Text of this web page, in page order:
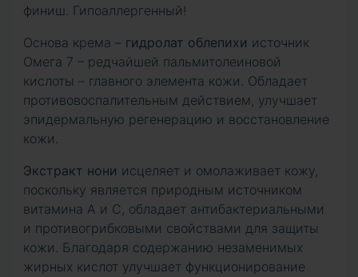
финиш. Гипоаллергенный!
Основа крема – гидролат облепихи источник
Омега 7 – редчайшей пальмитолеиновой
кислоты – главного элемента кожи. Обладает
противовоспалительным действием, улучшает
эпидермальную регенерацию и восстановление
кожи.
Экстракт нони исцеляет и омолаживает кожу,
поскольку является природным источником
витамина А и С, обладает антибактериальными
и противогрибковыми свойствами для защиты
кожи. Благодаря содержанию незаменимых
жирных кислот улучшает функционирование